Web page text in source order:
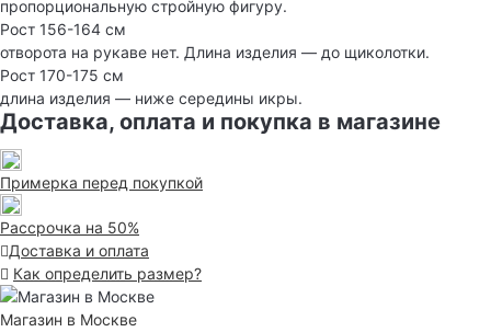
пропорциональную стройную фигуру.
Рост 156-164 см
отворота на рукаве нет. Длина изделия — до щиколотки.
Рост 170-175 см
длина изделия — ниже середины икры.
Доставка, оплата и покупка в магазине
Примерка перед покупкой
Рассрочка на 50%
Доставка и оплата
Как определить размер?
Магазин в Москве